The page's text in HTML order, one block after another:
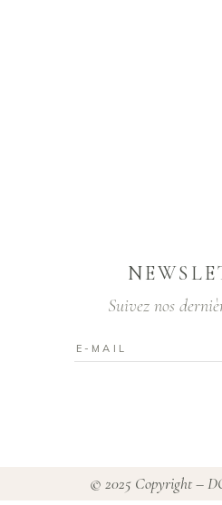
Suivez nos
© 2025 Copyright –